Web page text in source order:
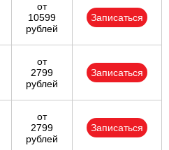
от
10599
рублей
Записаться
от
2799
рублей
Записаться
от
2799
рублей
Записаться